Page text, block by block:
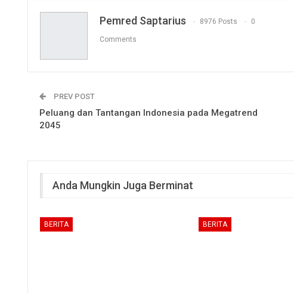
Pemred Saptarius 8976 Posts 0
Comments
PREV POST
Peluang dan Tantangan Indonesia pada Megatrend
2045
Anda Mungkin Juga Berminat
BERITA BERITA